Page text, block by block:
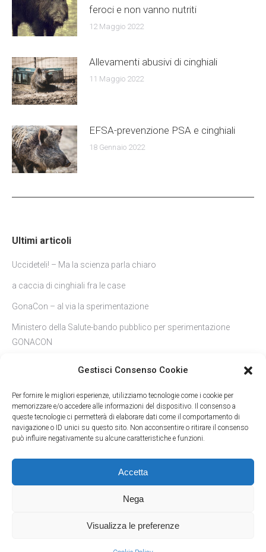
Gestisci Consenso Cookie
Per fornire le migliori esperienze, utilizziamo tecnologie come i cookie per
memorizzare e/o accedere alle informazioni del dispositivo. Il consenso a
queste tecnologie ci permetterà di elaborare dati come il comportamento di
navigazione o ID unici su questo sito. Non acconsentire o ritirare il consenso
può influire negativamente su alcune caratteristiche e funzioni.
Accetta
Nega
Visualizza le preferenze
feroci e non vanno nutriti
12 Maggio 2022
Allevamenti abusivi di cinghiali
11 Maggio 2022
EFSA-prevenzione PSA e cinghiali
18 Gennaio 2022
Ultimi articoli
Uccideteli! – Ma la scienza parla chiaro
a caccia di cinghiali fra le case
GonaCon – al via la sperimentazione
Ministero della Salute-bando pubblico per sperimentazione
GONACON
LAC - Lega Abolizione Caccia- Via Andrea Solari, 40 - 20144 Milano
- Via Visconti, 31 - 28010 Agrate Conturbia (NO) - C.F.